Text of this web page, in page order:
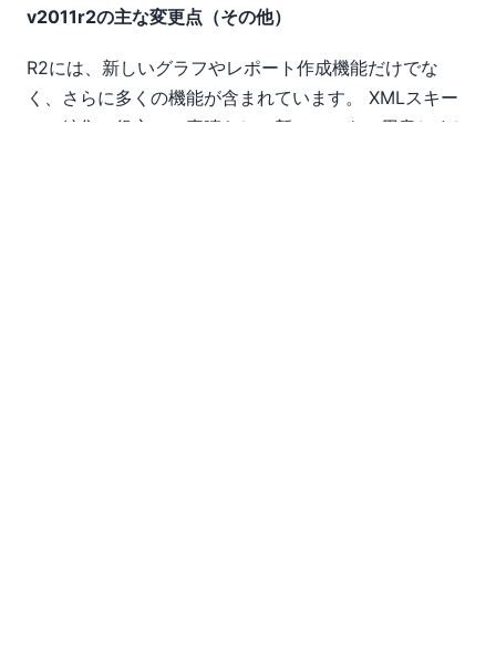
v2011r2の主な変更点（その他）
R2には、新しいグラフやレポート作成機能だけでな
く、さらに多くの機能が含まれています。 XMLスキー
マの編集に役立つ、素晴らしい新ツールをご用意しまし